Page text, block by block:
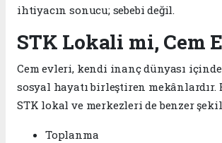
ihtiyacın sonucu; sebebi değil.
STK Lokali mi, Cem
Cem evleri, kendi inanç dünyası
sosyal hayatı birleştiren mekânlardır.
STK lokal ve merkezleri de benzer
Toplanma